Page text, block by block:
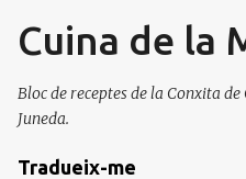
Salta al
Cuina de la
Bloc de receptes de la Conxita
Juneda.
Tradueix-me